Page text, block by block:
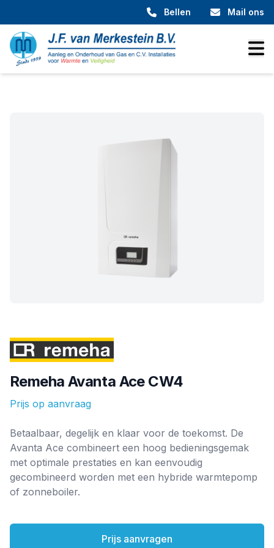
Bellen Mail ons
Remeha Avanta Ace CW4
Prijs op aanvraag
Merk
Betaalbaar, degelijk en klaar voor de toekomst. De
Avanta Ace combineert een hoog bedieningsgemak
met optimale prestaties en kan eenvoudig
gecombineerd worden met een hybride warmtepomp
of zonneboiler.
Prijs aanvragen